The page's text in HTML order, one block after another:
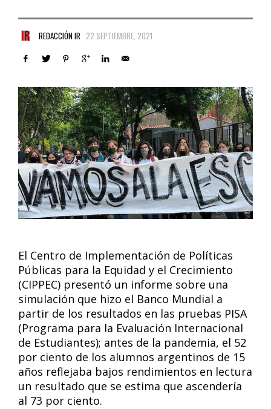
REDACCIÓN IR 22 SEPTIEMBRE, 2021
El Centro de Implementación de Políticas
Públicas para la Equidad y el Crecimiento
(CIPPEC) presentó un informe sobre una
simulación que hizo el Banco Mundial a
partir de los resultados en las pruebas PISA
(Programa para la Evaluación Internacional
de Estudiantes); antes de la pandemia, el 52
por ciento de los alumnos argentinos de 15
años reflejaba bajos rendimientos en lectura
un resultado que se estima que ascendería
al 73 por ciento.